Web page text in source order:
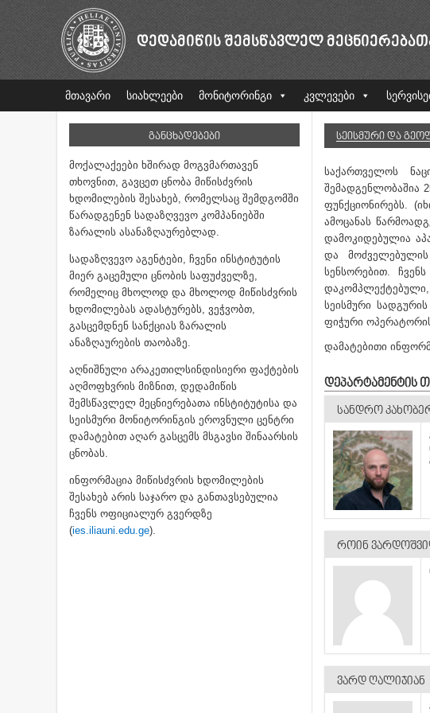
ᲓᲔᲓᲐᲛᲘᲬᲘᲡ ᲨᲔᲛᲡᲬᲐᲕᲚᲔᲚ
მთავარი სიახლეები მონიტორინგი კვლევები
ᲒᲐᲜᲪᲮᲐᲓᲔᲑᲔᲑᲘ
მოქალაქეები ხშირად მოგვმართავენ
თხოვნით, გავცეთ ცნობა მიწისძვრის
ხდომილების შესახებ, რომელსაც შემდგომში
წარადგენენ სადაზღვევო კომპანიებში
ზარალის ასანაზღაურებლად.
სადაზღვევო აგენტები, ჩვენი ინსტიტუტის
მიერ გაცემული ცნობის საფუძველზე,
რომელიც მხოლოდ და მხოლოდ მიწისძვრის
ხდომილებას ადასტურებს, ვეჭვობთ,
გასცემდნენ სანქციას ზარალის
ანაზღაურების თაობაზე.
აღნიშნული არაკეთილსინდისიერი ფაქტების
აღმოფხვრის მიზნით, დედამიწის
შემსწავლელ მეცნიერებათა ინსტიტუტისა და
სეისმური მონიტორინგის ეროვნული ცენტრი
დამატებით აღარ გასცემს მსგავსი შინაარსის
ცნობას.
ინფორმაცია მიწისძვრის ხდომილების
შესახებ არის საჯარო და განთავსებულია
ჩვენს ოფიციალურ გვერდზე
(ies.iliauni.edu.ge).
ᲡᲔᲘᲡᲛᲣᲠᲘ ᲓᲐ
საქართველოს
შემადგენლობაშია
ფუნქციონირებს.
ამოცანას
დამოკიდებულია
და
სენსორებით.
სეისმური
ფიჭური
დამატებითი
ᲓᲔᲞᲐᲠᲢᲐᲛᲔᲜᲢᲘᲡ
ᲡᲐᲜᲓᲠᲝ
ᲠᲝᲘᲜ
ᲕᲐᲠᲓ ᲦᲐᲚᲘᲯᲘᲐᲜ